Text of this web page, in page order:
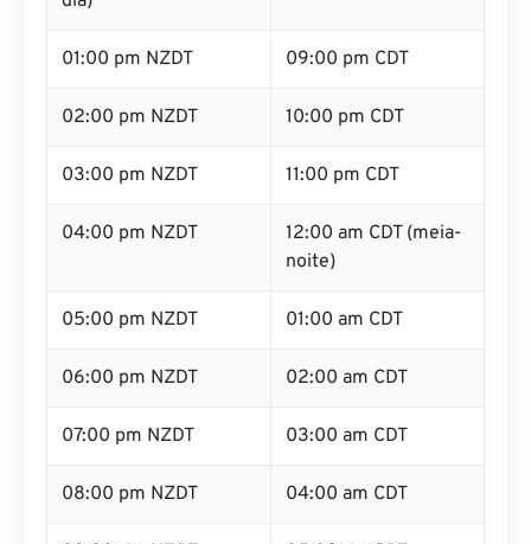
01:00 pm NZDT 09:00 pm CDT
02:00 pm NZDT 10:00 pm CDT
03:00 pm NZDT 11:00 pm CDT
04:00 pm NZDT
12:00 am CDT (meia-
noite)
05:00 pm NZDT 01:00 am CDT
06:00 pm NZDT 02:00 am CDT
07:00 pm NZDT 03:00 am CDT
08:00 pm NZDT 04:00 am CDT